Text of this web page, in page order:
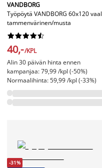
VANDBORG
Työpöytä VANDBORG 60x120
tammenvärinen/musta






40,-/KPL
Alin 30 päivän hinta ennen
kampanjaa: 79,99 /kpl (-50%)
Normaalihinta: 59,99 /kpl (-33%)
-31%